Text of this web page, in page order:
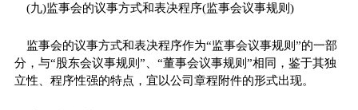
(九)监事会的议事方式和表决程序(监事会议事规则)
监事会的议事方式和表决程序作为“监事会议事规则”的一部
分，与“股东会议事规则”、“董事会议事规则”相同，鉴于其独
立性、程序性强的特点，宜以公司章程附件的形式出现。